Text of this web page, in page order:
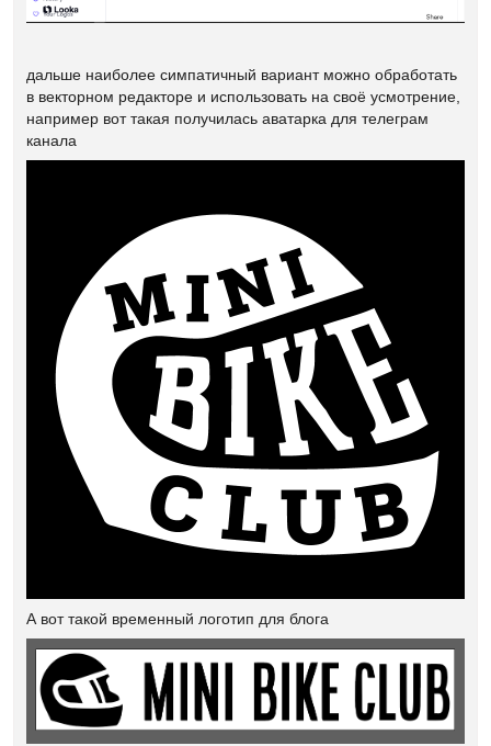
дальше наиболее симпатичный вариант можно обработать
в векторном редакторе и использовать на своё усмотрение,
например вот такая получилась аватарка для телеграм
канала
А вот такой временный логотип для блога